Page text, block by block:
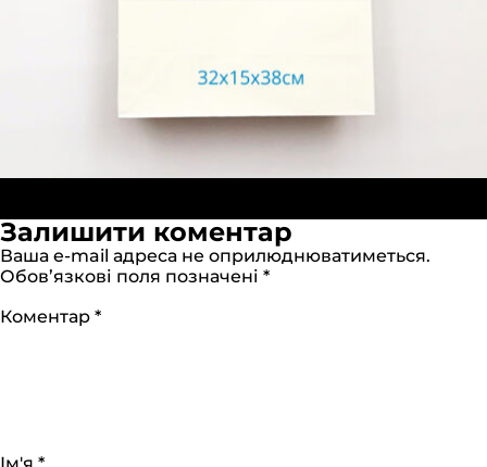
розмір
Залишити коментар
Ваша e-mail адреса не оприлюднюватиметься.
Обов’язкові поля позначені *
Коментар *